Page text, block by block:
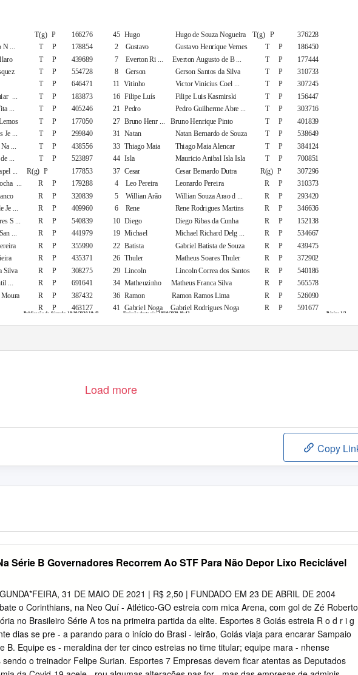
T(g) P 166276
178854
439689
554728
646471
183873
405246
177050
299840
438556
523897
177853
179288
320839
409960
540839
441979
355990
435371
308275
691641
387432
463127
45 Hugo Hugo de Souza Nogueira T(g) P 376228
186450
177444
310733
307245
156447
303716
401839
538649
384124
700851
307296
310373
293420
346636
152138
534667
439475
372902
540186
565578
526090
591677
...
T
T
T
T
T
T
T
T
T
T
P
P
P
P
P
P
P
P
P
P
2
7
8
Gustavo Gustavo Henrique Vernes
T
T
T
T
T
T
T
T
T
T
P
P
P
P
P
P
P
P
P
P
Everton Ri ...
Everton Augusto de B ...
Gerson
Gerson Santos da Silva
Victor Vinicius Coel ...
Filipe Luis Kasmirski
11 Vitinho
16 Filipe Luís
21 Pedro
...
Je ...
...
...
Pedro Guilherme Abre ...
27 Bruno Henr ...
Bruno Henrique Pinto
31 Natan
33 Thiago Maia
44 Isla
Natan Bernardo de Souza
Thiago Maia Alencar
Mauricio Anibal Isla Isla
Cesar Bernardo Dutra
Leonardo Pereira
... R(g) P 37 Cesar
R(g) P
...
Je ...
S ...
...
R
R
R
R
R
R
R
R
R
R
R
P
P
P
P
P
P
P
P
P
P
P
4
5
6
Leo Pereira
Willian Arão
Rene
R
R
R
R
R
R
R
R
R
R
R
P
P
P
P
P
P
P
P
P
P
P
Willian Souza Arao d ...
Rene Rodrigues Martins
Diego Ribas da Cunha
Michael Richard Delg ...
Gabriel Batista de Souza
Matheus Soares Thuler
Lincoln Correa dos Santos
10 Diego
19 Michael
22 Batista
26 Thuler
29 Lincoln
Silva
...
34 Matheuzinho Matheus Franca Silva
36 Ramon
Ramon Ramos Lima
41 Gabriel Noga Gabriel Rodrigues Noga
Publicação da Súmula: 18/10/2020 19:43 Emissão desta via: 18/10/2020 19:43 Página 1/3
Load more
Copy
Série B Governadores Recorrem Ao STF Para Não Depor Lixo Reciclável
31 DE MAIO DE 2021 | R$ 2,50 | FUNDADO EM 23 DE ABRIL DE 2004
o Corinthians, na Neo Quí - Atlético-GO estreia com mica Arena, com gol de Zé Roberto
no Brasileiro Série A tos na primeira partida da elite. Esportes 8 Goiás estreia R o d r i g
dias se pre - a parando para o início do Brasi - leirão, Goiás viaja para encarar Sampaio
B. Equipe es - meraldina der ter cinco estreias no time titular; equipe mara - nhense
o treinador Felipe Surian. Esportes 7 Empresas devem ficar atentas as Deputados